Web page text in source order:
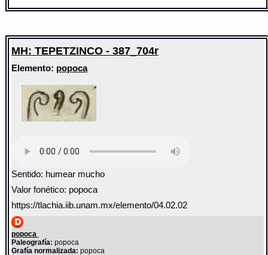
MH: TEPETZINCO - 387_704r
Elemento: popoca
Sentido: humear mucho
Valor fonético: popoca
https://tlachia.iib.unam.mx/elemento/04.02.02
popoca
Paleografía: popoca
Grafía normalizada: popoca